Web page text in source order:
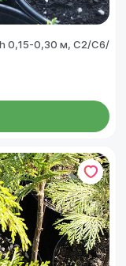
h 0,15-0,30 м, С2/С6/